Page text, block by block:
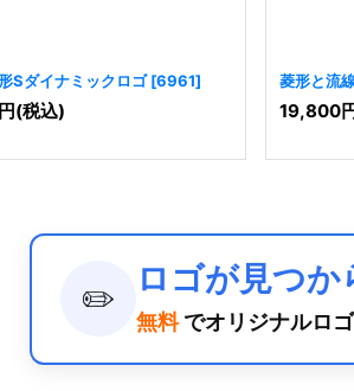
Sダイナミックロゴ [6961]
円(税込)
菱形と流
19,800
✏️
ロゴが見つ
無料 でオリジナルロ